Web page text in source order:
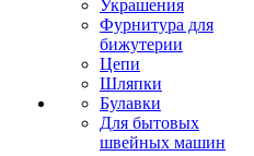
Украшения
Фурнитура для
бижутерии
Цепи
Шляпки
Булавки
Для бытовых
швейных машин